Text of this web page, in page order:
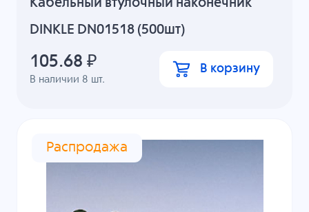
DINKLE DN01518 (500шт)
В наличии 8 шт.
105.68 ₽ В корзину
Распродажа